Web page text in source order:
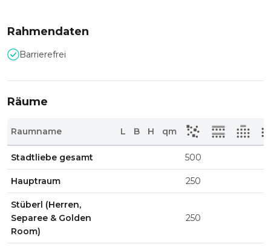
Rahmendaten
Barrierefrei
Räume
Raumname L B H qm
Stadtliebe gesamt 500
Hauptraum 250
Stüberl (Herren,
Separee & Golden
Room)
250